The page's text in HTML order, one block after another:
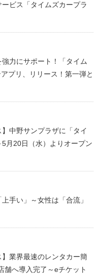
ビス「タイムズカープラ
力にサポート！「タイム
プリ、リリース！第一弾と
中野サンプラザに「タイ
月20日（水）よりオープン
手い」～女性は「合流」
】業界最速のレンタカー簡
舗へ導入完了～eチケット